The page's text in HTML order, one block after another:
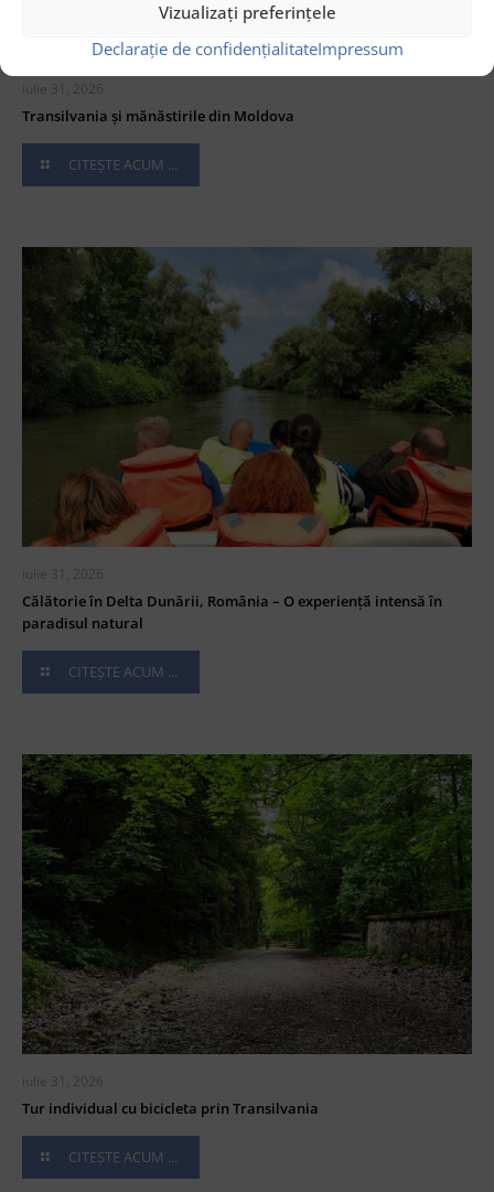
Vizualizați preferințele
Declarație de confidențialitateImpressum
iulie 31, 2026
Transilvania și mănăstirile din Moldova
CITEȘTE ACUM ...
iulie 31, 2026
Călătorie în Delta Dunării, România – O experiență intensă în
paradisul natural
CITEȘTE ACUM ...
iulie 31, 2026
Tur individual cu bicicleta prin Transilvania
CITEȘTE ACUM ...